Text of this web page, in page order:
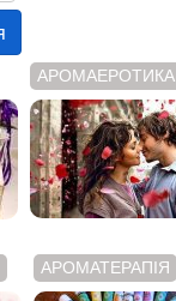
АРОМАЕРОТИКА
АРОМАТЕРАПІЯ